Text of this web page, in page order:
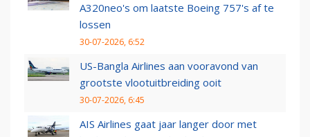
A320neo's om laatste Boeing 757's af te
lossen
30-07-2026, 6:52
US-Bangla Airlines aan vooravond van
grootste vlootuitbreiding ooit
30-07-2026, 6:45
AIS Airlines gaat jaar langer door met